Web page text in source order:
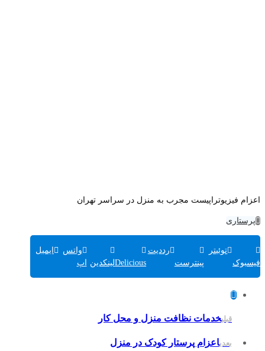
اعزام فیزیوتراپیست مجرب به منزل در سراسر تهران
پرستاری
فیسبوک
توئیتر
پینترست
رددیت
Deliciousلینکدین
واتس
اپ
ایمیل
قبلیخدمات نظافت منزل و محل کار
بعدیاعزام پرستار کودک در منزل